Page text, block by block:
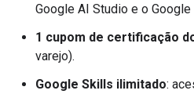
Google AI Studio e o
1 cupom de certificação
varejo).
Google Skills ilimitado: